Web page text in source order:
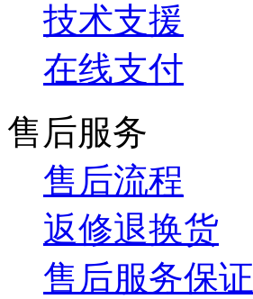
技术支援
在线支付
售后服务
售后流程
返修退换货
售后服务保证